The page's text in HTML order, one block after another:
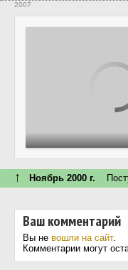
2007
↑ Ноябрь 2000 г.
Ваш комментарий
Вы не вошли на сайт.
Комментарии могут